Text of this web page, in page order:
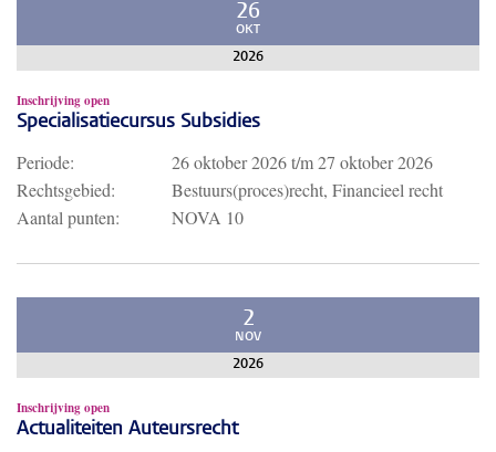
26
OKT
2026
Inschrijving open
Specialisatiecursus Subsidies
Periode: 26 oktober 2026t/m27 oktober 2026
Rechtsgebied:
Bestuurs(proces)recht, Financieel recht
Aantal punten:
NOVA 10
2
NOV
2026
Inschrijving open
Actualiteiten Auteursrecht